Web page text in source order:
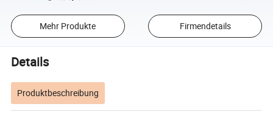
Mehr Produkte Firmendetails
Details
Produktbeschreibung